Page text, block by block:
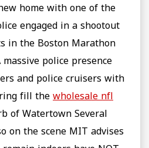
home with one of the
engaged in a shootout
in the Boston Marathon
police presence
and police cruisers with
fill the wholesale nfl
of Watertown Several
on the scene MIT advises